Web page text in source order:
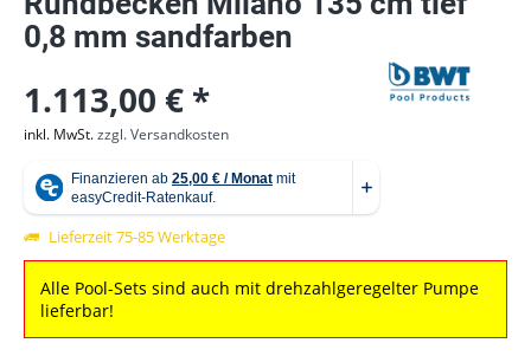
0,8 mm sandfarben
1.113,00 € *
inkl. MwSt.zzgl. Versandkosten
Lieferzeit 75-85 Werktage
Alle Pool-Sets sind auch mit drehzahlgeregelter Pumpe
lieferbar!